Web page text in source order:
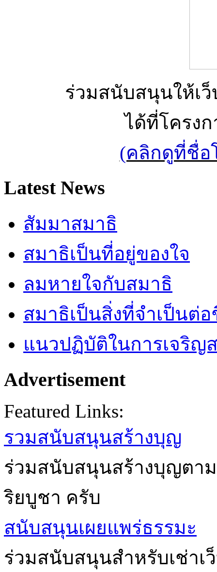
ร่วมสนับสนุนให้เ
ได้ที่โครง
(คลิกดูที่ชื่อ
Latest News
สัมมาสมาธิ
สมาธิเป็นที่อยู่ของใจ
ลมหายใจกับสมาธิ
สมาธิเป็นสิ่งที่จำเป็นต่
แนวปฏิบัติในการเจริญ
Advertisement
Featured Links:
รวมสนับสนุนสร้างบุญ
ร่วมสนับสนุนสร้างบุญตา
ริยบูชา ครับ
สนับสนุนเผยแพร่ธรรมะ
ร่วมสนับสนุนสำหรับเช่าเ